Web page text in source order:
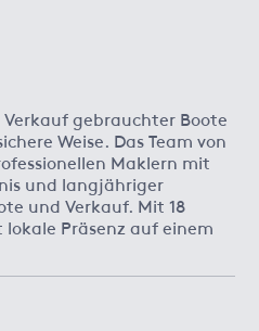
gebrauchter Boote
Weise. Das Team von
Maklern mit
und langjähriger
und Verkauf. Mit 18
Präsenz auf einem